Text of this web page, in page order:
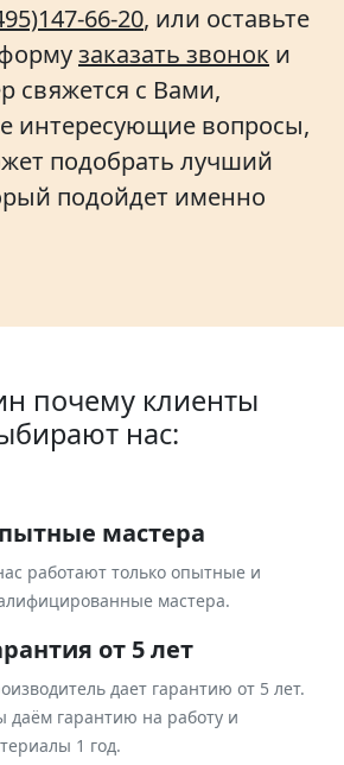
66-20, или оставьте
заказать звонок и
свяжется с Вами,
интересующие вопросы,
подобрать лучший
подойдет именно
почему клиенты
нас:
мастера
работают только опытные и
мастера.
от 5 лет
дает гарантию от 5 лет.
даём гарантию на работу и
1 год.